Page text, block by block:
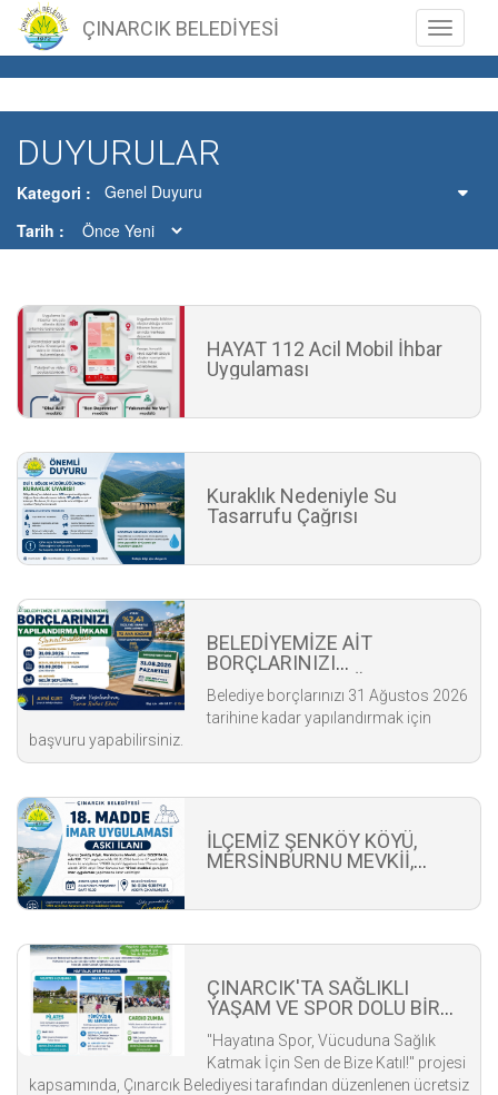
Toggle
ÇINARCIK BELEDİYESİ
DUYURULAR
Kategori
Genel Duyuru
Tarih
HAYAT 112 Acil Mobil İhbar
Uygulaması
Kuraklık Nedeniyle Su
Tasarrufu Çağrısı
BELEDİYEMİZE AİT
BORÇLARINIZI
BİLİYOR MUSUNUZ?
Belediye borçlarınızı 31 Ağustos 2026
tarihine kadar yapılandırmak için
başvuru yapabilirsiniz.
İLÇEMİZ ŞENKÖY KÖYÜ,
MERSİNBURNU MEVKİİ,
ÇINARCIK'TA SAĞLIKLI
YAŞAM VE SPOR DOLU BİR
​"Hayatına Spor, Vücuduna Sağlık
Katmak İçin Sen de Bize Katıl!" projesi
kapsamında, Çınarcık Belediyesi tarafından düzenlenen ücretsiz